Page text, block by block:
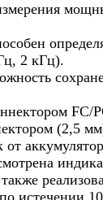
2 кГц).
FC/
(2,5